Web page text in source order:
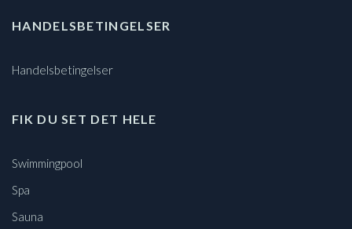
HANDELSBETINGELSER
Handelsbetingelser
FIK DU SET DET HELE
Swimmingpool
Spa
Sauna